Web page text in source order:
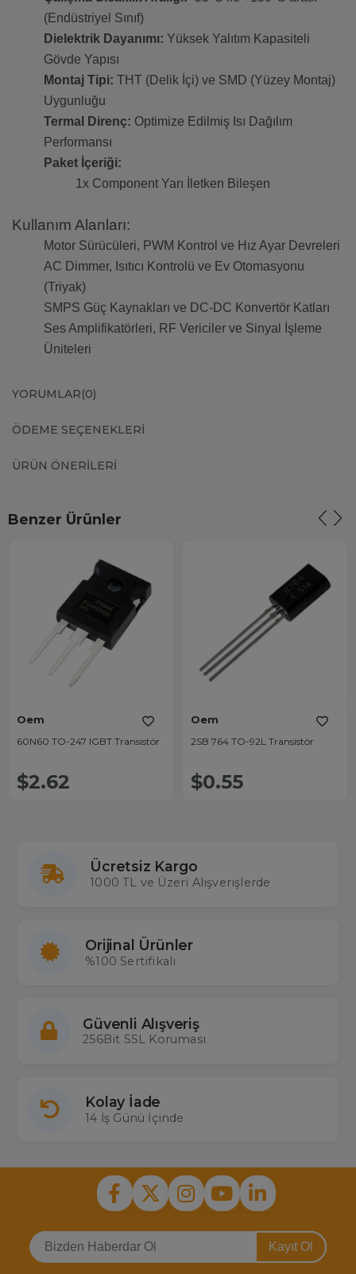
(Endüstriyel Sınıf)
Dielektrik Dayanımı: Yüksek Yalıtım Kapasiteli
Gövde Yapısı
Montaj Tipi: THT (Delik İçi) ve SMD (Yüzey Montaj)
Uygunluğu
Termal Direnç: Optimize Edilmiş Isı Dağılım
Performansı
Paket İçeriği:
1x Component Yarı İletken Bileşen
Kullanım Alanları:
Motor Sürücüleri, PWM Kontrol ve Hız Ayar Devreleri
AC Dimmer, Isıtıcı Kontrolü ve Ev Otomasyonu
(Triyak)
SMPS Güç Kaynakları ve DC-DC Konvertör Katları
Ses Amplifikatörleri, RF Vericiler ve Sinyal İşleme
Üniteleri
YORUMLAR(0)
ÖDEME SEÇENEKLERI
ÜRÜN ÖNERILERI
Benzer Ürünler
Oem
60N60 TO-247 IGBT Transistör
$2.62
Oem
2SB 764 TO-92L Transistör
$0.55
Ücretsiz Kargo
1000 TL ve Üzeri Alışverişlerde
Orijinal Ürünler
%100 Sertifikalı
Güvenli Alışveriş
256Bit SSL Koruması
Kolay İade
14 İş Günü İçinde
Kayıt Ol